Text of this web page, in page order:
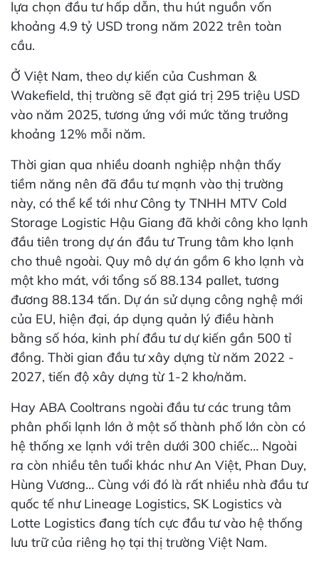
lựa chọn đầu tư hấp dẫn, thu hút nguồn vốn
khoảng 4.9 tỷ USD trong năm 2022 trên toàn
cầu.
Ở Việt Nam, theo dự kiến ​​của Cushman &
Wakefield, thị trường sẽ đạt giá trị 295 triệu USD
vào năm 2025, tương ứng với mức tăng trưởng
khoảng 12% mỗi năm.
Thời gian qua nhiều doanh nghiệp nhận thấy
tiềm năng nên đã đầu tư mạnh vào thị trường
này, có thể kể tới như Công ty TNHH MTV Cold
Storage Logistic Hậu Giang đã khởi công kho lạnh
đầu tiên trong dự án đầu tư Trung tâm kho lạnh
cho thuê ngoài. Quy mô dự án gồm 6 kho lạnh và
một kho mát, với tổng số 88.134 pallet, tương
đương 88.134 tấn. Dự án sử dụng công nghệ mới
của EU, hiện đại, áp dụng quản lý điều hành
bằng số hóa, kinh phí đầu tư dự kiến gần 500 tỉ
đồng. Thời gian đầu tư xây dựng từ năm 2022 -
2027, tiến độ xây dựng từ 1-2 kho/năm.
Hay ABA Cooltrans ngoài đầu tư các trung tâm
phân phối lạnh lớn ở một số thành phố lớn còn có
hệ thống xe lạnh với trên dưới 300 chiếc… Ngoài
ra còn nhiều tên tuổi khác như An Việt, Phan Duy,
Hùng Vương… Cùng với đó là rất nhiều nhà đầu tư
quốc tế như Lineage Logistics, SK Logistics và
Lotte Logistics đang tích cực đầu tư vào hệ thống
lưu trữ của riêng họ tại thị trường Việt Nam.